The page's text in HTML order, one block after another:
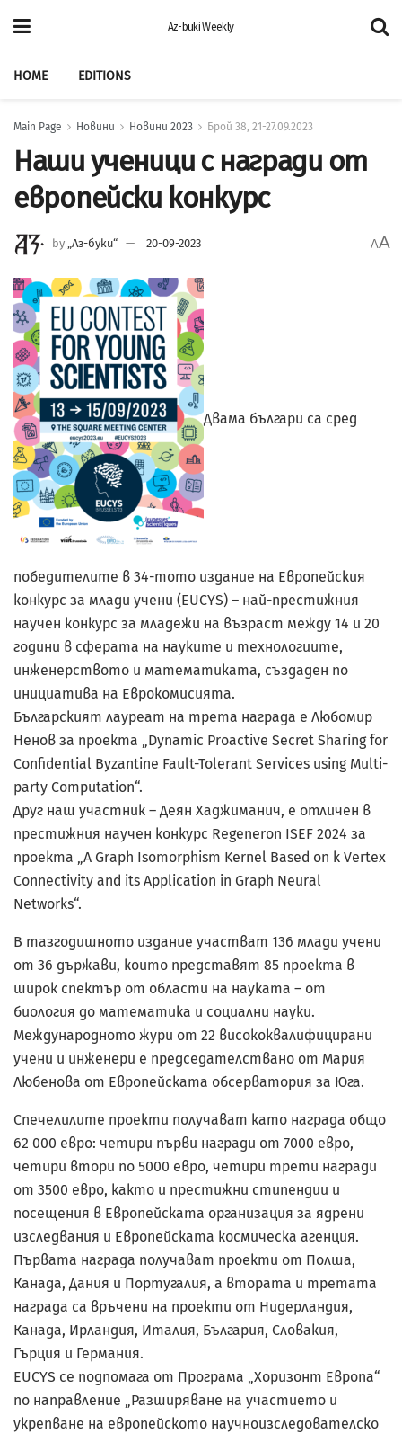
Az-buki Weekly
HOME EDITIONS
Main Page Новини Новини 2023 Брой 38, 21-27.09.2023
Наши ученици с награди от
европейски конкурс
by „Аз-буки“ 20-09-2023 AA
Двама българи са сред
победителите в 34-тото издание на Европейския
конкурс за млади учени (EUCYS) – най-престижния
научен конкурс за младежи на възраст между 14 и 20
години в сферата на науките и технологиите,
инженерството и математиката, създаден по
инициатива на Еврокомисията.
Българският лауреат на трета награда е Любомир
Ненов за проекта „Dynamic Proactive Secret Sharing for
Confidential Byzantine Fault-Tolerant Services using Multi-
party Computation“.
Друг наш участник – Деян Хаджиманич, е отличен в
престижния научен конкурс Regeneron ISEF 2024 за
проекта „A Graph Isomorphism Kernel Based on k Vertex
Connectivity and its Application in Graph Neural
Networks“.
В тазгодишното издание участват 136 млади учени
от 36 държави, които представят 85 проекта в
широк спектър от области на науката – от
биология до математика и социални науки.
Международното жури от 22 висококвалифицирани
учени и инженери е председателствано от Мария
Любенова от Европейската обсерватория за Юга.
Спечелилите проекти получават като награда общо
62 000 евро: четири първи награди от 7000 евро,
четири втори по 5000 евро, четири трети награди
от 3500 евро, както и престижни стипендии и
посещения в Европейската организация за ядрени
изследвания и Европейската космическа агенция.
Първата награда получават проекти от Полша,
Канада, Дания и Португалия, а втората и третата
награда са връчени на проекти от Нидерландия,
Канада, Ирландия, Италия, България, Словакия,
Гърция и Германия.
EUCYS се подпомага от Програма „Хоризонт Европа“
по направление „Разширяване на участието и
укрепване на европейското научноизследователско